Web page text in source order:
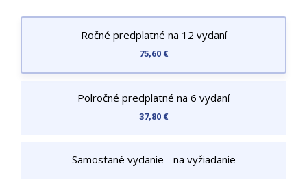
Modely a vystrihovačky – tvorivé projekty pre šikovné
Súťaže a hry – interaktívne zapojenie čitateľov
je odborný, no podaný zrozumiteľne a hravo, aby motivoval
Ročné predplatné na 12 vydaní
75,60 €
Polročné predplatné na 6 vydaní
37,80 €
Samostané vydanie - na vyžiadanie